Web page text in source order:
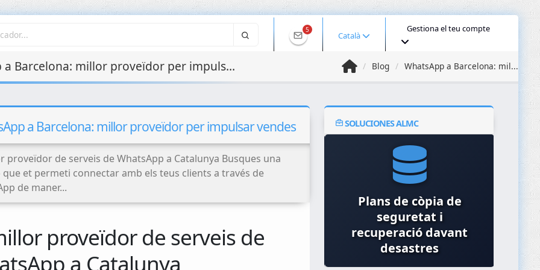
5
Català
Gestiona el teu compte
WhatsApp a Barcelona: millor proveïdor per impulsar vendes Blog WhatsApp a Barcelona: mil...
a Barcelona: millor proveïdor per impulsar vendes
proveïdor de serveis de WhatsApp a Catalunya Busques una
que et permeti connectar amb els teus clients a través de
de maner...
proveïdor de serveis de
a Catalunya
SOLUCIONES ALMC
Seguretat al núvol
Cloud)
i Servidors
Plans de còpia de
seguretat i
recuperació davant
desastres